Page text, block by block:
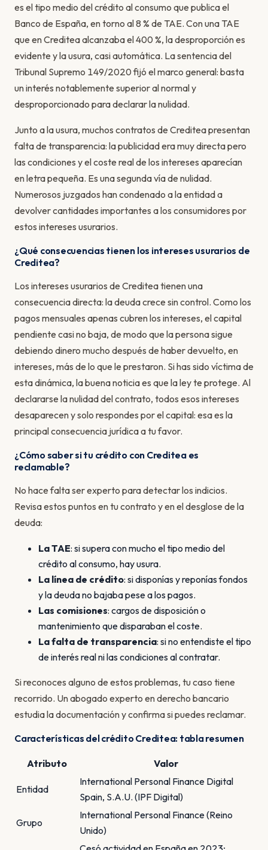
es el tipo medio del crédito al consumo que publica el
Banco de España, en torno al 8 % de TAE. Con una TAE
que en Creditea alcanzaba el 400 %, la desproporción es
evidente y la usura, casi automática. La sentencia del
Tribunal Supremo 149/2020 fijó el marco general: basta
un interés notablemente superior al normal y
desproporcionado para declarar la nulidad.
Junto a la usura, muchos contratos de Creditea presentan
falta de transparencia: la publicidad era muy directa pero
las condiciones y el coste real de los intereses aparecían
en letra pequeña. Es una segunda vía de nulidad.
Numerosos juzgados han condenado a la entidad a
devolver cantidades importantes a los consumidores por
estos intereses usurarios.
¿Qué consecuencias tienen los intereses usurarios de
Creditea?
Los intereses usurarios de Creditea tienen una
consecuencia directa: la deuda crece sin control. Como los
pagos mensuales apenas cubren los intereses, el capital
pendiente casi no baja, de modo que la persona sigue
debiendo dinero mucho después de haber devuelto, en
intereses, más de lo que le prestaron. Si has sido víctima de
esta dinámica, la buena noticia es que la ley te protege. Al
declararse la nulidad del contrato, todos esos intereses
desaparecen y solo respondes por el capital: esa es la
principal consecuencia jurídica a tu favor.
¿Cómo saber si tu crédito con Creditea es
reclamable?
No hace falta ser experto para detectar los indicios.
Revisa estos puntos en tu contrato y en el desglose de la
deuda:
La TAE: si supera con mucho el tipo medio del
crédito al consumo, hay usura.
La línea de crédito: si disponías y reponías fondos
y la deuda no bajaba pese a los pagos.
Las comisiones: cargos de disposición o
mantenimiento que disparaban el coste.
La falta de transparencia: si no entendiste el tipo
de interés real ni las condiciones al contratar.
Si reconoces alguno de estos problemas, tu caso tiene
recorrido. Un abogado experto en derecho bancario
estudia la documentación y confirma si puedes reclamar.
Características del crédito Creditea: tabla resumen
Atributo Valor
Entidad
International Personal Finance Digital
Spain, S.A.U. (IPF Digital)
Grupo
International Personal Finance (Reino
Unido)